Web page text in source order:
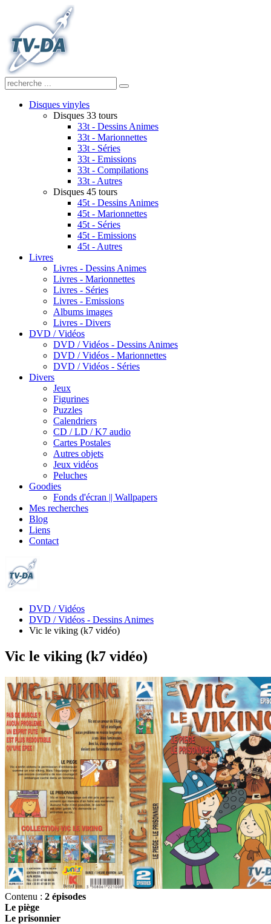
Disques vinyles
Disques 33 tours
33t - Dessins Animes
33t - Marionnettes
33t - Séries
33t - Emissions
33t - Compilations
33t - Autres
Disques 45 tours
45t - Dessins Animes
45t - Marionnettes
45t - Séries
45t - Emissions
45t - Autres
Livres
Livres - Dessins Animes
Livres - Marionnettes
Livres - Séries
Livres - Emissions
Albums images
Livres - Divers
DVD / Vidéos
DVD / Vidéos - Dessins Animes
DVD / Vidéos - Marionnettes
DVD / Vidéos - Séries
Divers
Jeux
Figurines
Puzzles
Calendriers
CD / LD / K7 audio
Cartes Postales
Autres objets
Jeux vidéos
Peluches
Goodies
Fonds d'écran || Wallpapers
Mes recherches
Blog
Liens
Contact
DVD / Vidéos
DVD / Vidéos - Dessins Animes
Vic le viking (k7 vidéo)
Vic le viking (k7 vidéo)
Contenu : 2 épisodes
Le piège
Le prisonnier